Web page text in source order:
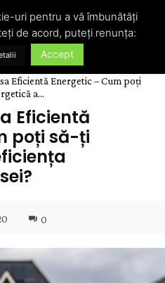
Eficientă Energetic – Cum poți
a...
Eficientă
poți să-ți
0
uri pentru a vă îmbunătăți
de acord, puteți renunța:
Accept